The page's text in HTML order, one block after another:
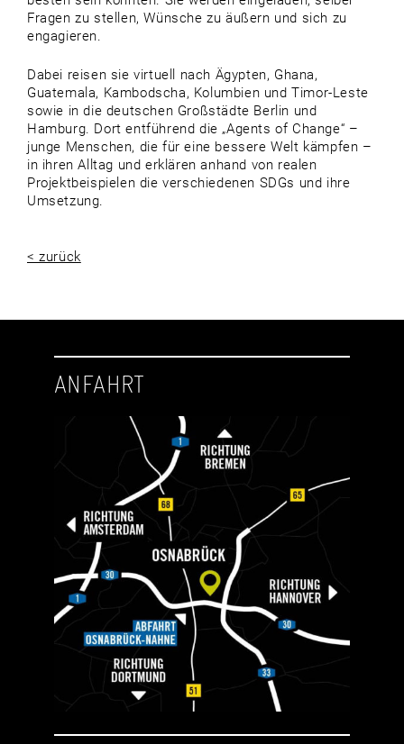
Fragen zu stellen, Wünsche zu äußern und sich zu
engagieren.
Dabei reisen sie virtuell nach Ägypten, Ghana,
Guatemala, Kambodscha, Kolumbien und Timor-Leste
sowie in die deutschen Großstädte Berlin und
Hamburg. Dort entführend die „Agents of Change“ –
junge Menschen, die für eine bessere Welt kämpfen –
in ihren Alltag und erklären anhand von realen
Projektbeispielen die verschiedenen SDGs und ihre
Umsetzung.
< zurück
ANFAHRT